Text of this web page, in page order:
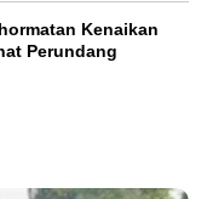
Kenaikan
Perundang